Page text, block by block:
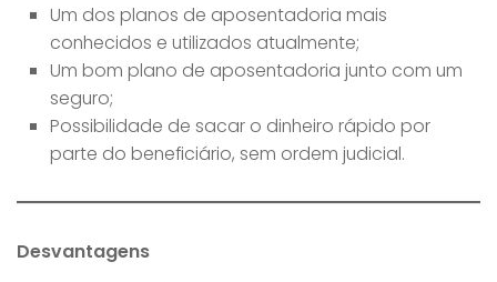
Um dos planos de aposentadoria mais
conhecidos e utilizados atualmente;
Um bom plano de aposentadoria junto com um
seguro;
Possibilidade de sacar o dinheiro rápido por
parte do beneficiário, sem ordem judicial.
Desvantagens